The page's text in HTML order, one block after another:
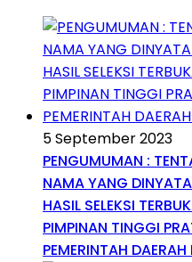
5 September 2023
PENGUMUMAN :
NAMA YANG
HASIL SELEKSI
PIMPINAN TINGGI
PEMERINTAH